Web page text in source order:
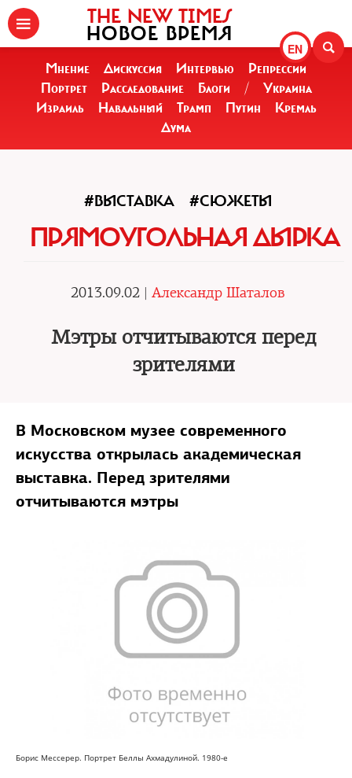
EN
THE NEW TIMES
НОВОЕ ВРЕМЯ
Мнение Дискуссия Интервью
Репрессии
Портрет
Расследование Блоги /
Украина
Израиль
Навальный Трамп Путин
Кремль
Дума
#ВЫСТАВКА #СЮЖЕТЫ
ПРЯМОУГОЛЬНАЯ ДЫРКА
2013.09.02 | Александр Шаталов
Мэтры отчитываются перед
зрителями
В Московском музее современного
искусства открылась академическая
выставка. Перед зрителями
отчитываются мэтры
Борис Мессерер. Портрет Беллы Ахмадулиной. 1980-е